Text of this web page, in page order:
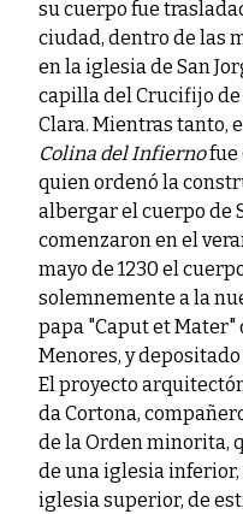
su cuerpo fue
ciudad, dentro de las
en la iglesia de San
capilla del Crucifijo
Clara. Mientras tanto,
Colina del Infiernofue
quien ordenó la
albergar el cuerpo de
comenzaron en el
mayo de 1230 el
solemnemente a la
papa "Caput et Mater"
Menores, y
El proyecto
da Cortona,
de la Orden minorita,
de una iglesia
iglesia superior, de